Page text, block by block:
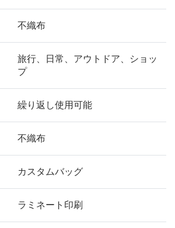
不織布
旅行、日常、アウトドア、ショッ
プ
繰り返し使用可能
不織布
カスタムバッグ
ラミネート印刷